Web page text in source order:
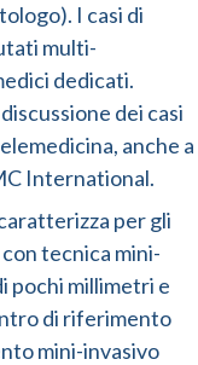
I casi di
multi-
dedicati.
dei casi
anche a
International.
per gli
tecnica mini-
pochi millimetri e
di riferimento
mini-invasivo